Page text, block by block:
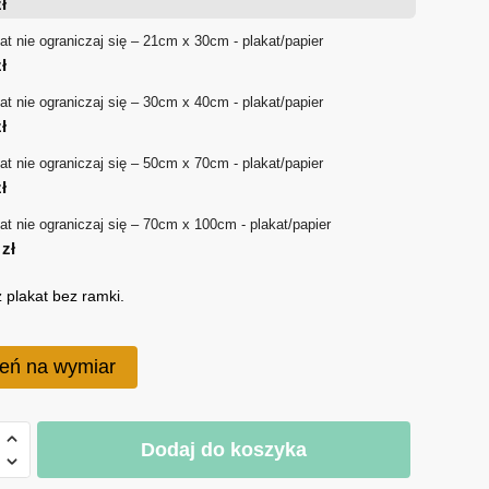
18 zł
nie ograniczaj się – 21cm x 30cm - plakat/papier
nie ograniczaj się – 30cm x 40cm - plakat/papier
nie ograniczaj się – 50cm x 70cm - plakat/papier
nie ograniczaj się – 70cm x 100cm - plakat/papier
zł
plakat bez ramki.
na wymiar
Dodaj do koszyka